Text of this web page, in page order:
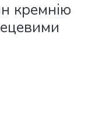
кремнію